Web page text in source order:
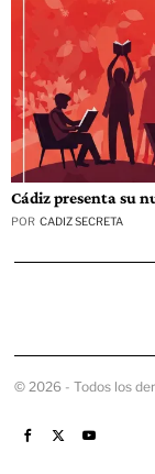
Cádiz presenta su
POR CADIZ SECRETA
© 2026 - Todos los